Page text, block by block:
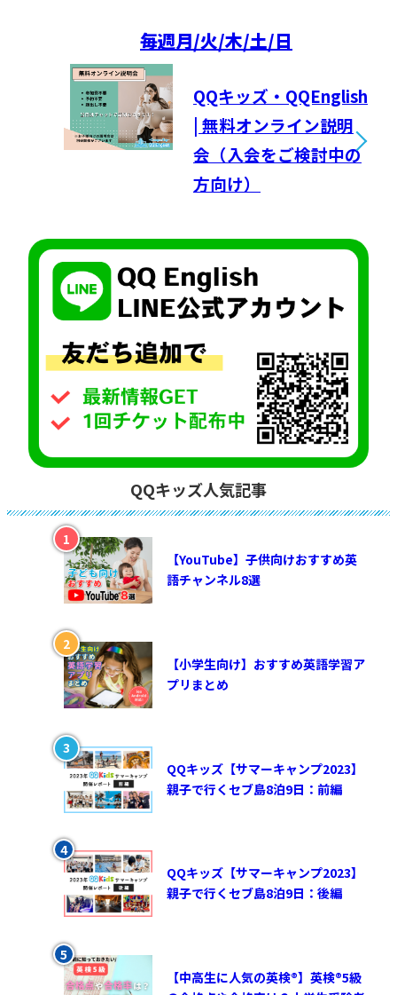
毎週月/火/木/土/日
QQキッズ・QQEnglish
| 無料オンライン説明
会（入会をご検討中の
方向け）
QQキッズ人気記事
【YouTube】子供向けおすすめ英
語チャンネル8選
【小学生向け】おすすめ英語学習ア
プリまとめ
QQキッズ【サマーキャンプ2023】
親子で行くセブ島8泊9日：前編
QQキッズ【サマーキャンプ2023】
親子で行くセブ島8泊9日：後編
【中高生に人気の英検®︎】英検®︎5級